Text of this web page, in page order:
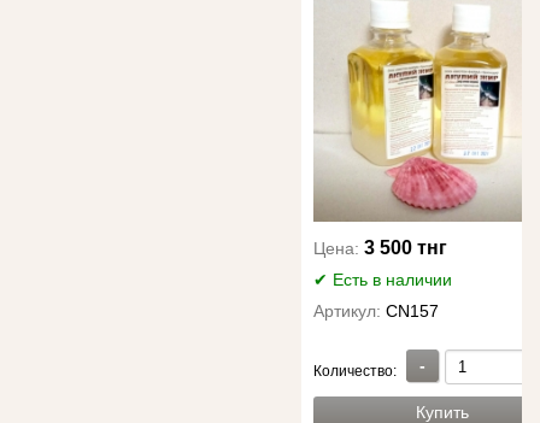
Цена: 3 500 тнг
✔ Есть в наличии
Артикул: CN157
Количество: -
Купить